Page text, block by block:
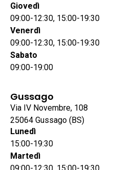
Giovedì
09:00-12:30, 15:00-19:30
Venerdì
09:00-12:30, 15:00-19:30
Sabato
09:00-19:00
Gussago
Via IV Novembre, 108
25064 Gussago (BS)
Lunedì
15:00-19:30
Martedì